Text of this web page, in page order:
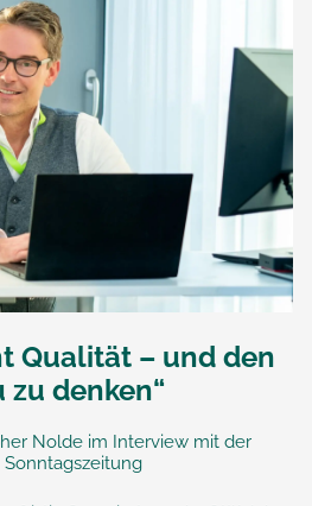
Qualität – und den
zu denken“
Nolde im Interview mit der